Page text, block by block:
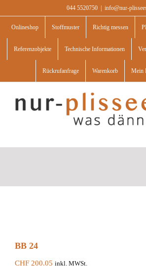
to
content
044 5520750 info@nur-
Onlineshop Stoffmuster Richtig messen
Referenzobjekte Technische Informationen
Rückrufanfrage Warenkorb Mein
BB 24
CHF 200.05 inkl. MWSt.